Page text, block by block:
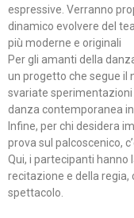
espressive. Verranno
dinamico evolvere del
più moderne e originali
Per gli amanti della
un progetto che segue il
svariate sperimentazioni
danza contemporanea
Infine, per chi desidera
prova sul palcoscenico,
Qui, i partecipanti hanno
recitazione e della regia,
spettacolo.